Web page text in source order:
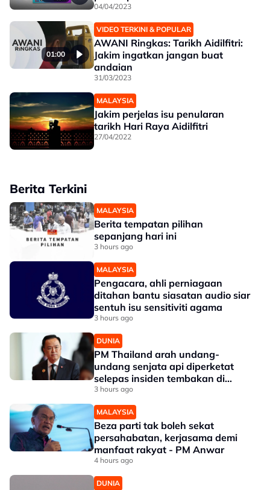
04/04/2023
01:00
VIDEO TERKINI & POPULAR
AWANI Ringkas: Tarikh Aidilfitri:
Jakim ingatkan jangan buat
andaian
31/03/2023
MALAYSIA
Jakim perjelas isu penularan
tarikh Hari Raya Aidilfitri
27/04/2022
Berita Terkini
MALAYSIA
Berita tempatan pilihan
sepanjang hari ini
3 hours ago
MALAYSIA
Pengacara, ahli perniagaan
ditahan bantu siasatan audio siar
sentuh isu sensitiviti agama
3 hours ago
DUNIA
PM Thailand arah undang-
undang senjata api diperketat
selepas insiden tembakan di
sekolah
3 hours ago
MALAYSIA
Beza parti tak boleh sekat
persahabatan, kerjasama demi
manfaat rakyat - PM Anwar
4 hours ago
DUNIA